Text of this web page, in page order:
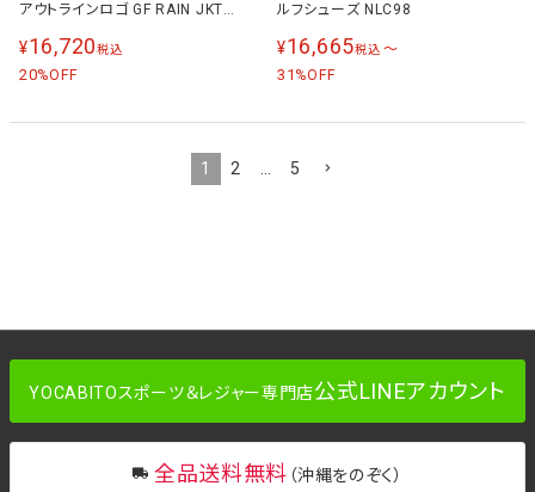
アウトラインロゴ GF RAIN JKT
ズ レディース ゴルフ レインウェア ブ
ラック 14859959
¥16,720税込
20%OFF
ルフシューズ NLC98
¥16,665税込 〜
31 %OFF
1 2 … 5
YOCABITOスポーツ＆レジャー専門店公式LINEアカウント
全品送料無料 （沖縄をのぞく）